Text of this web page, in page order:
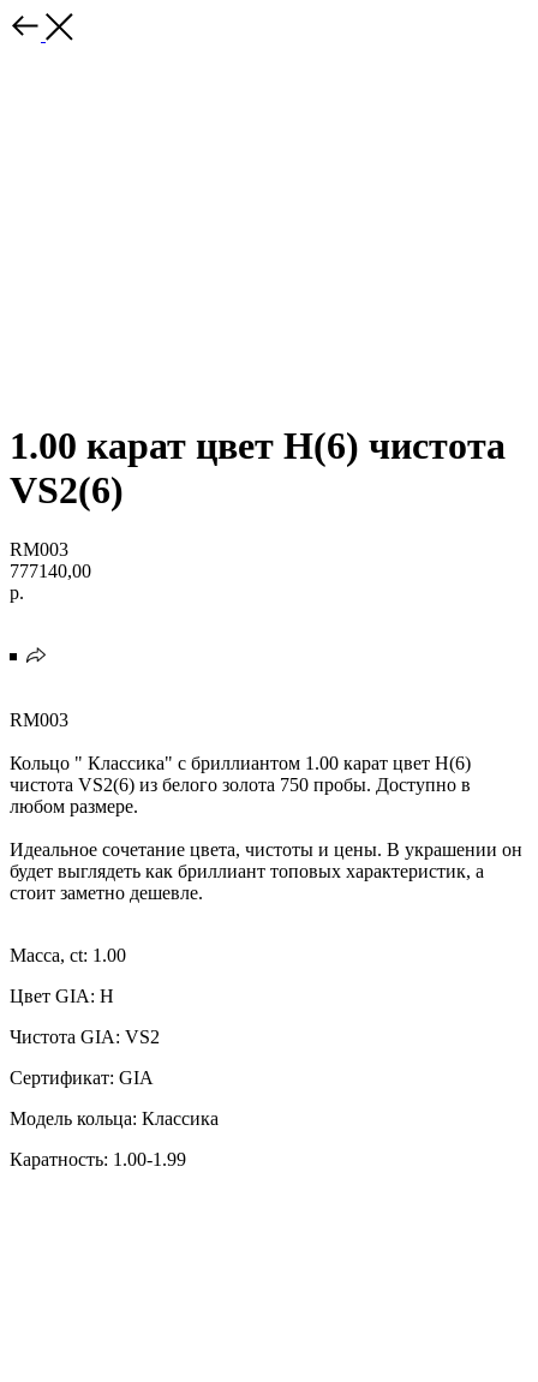
1.00 карат цвет H(6) чистота
VS2(6)
RM003
777140,00
р.
RM003
Кольцо " Классика" с бриллиантом 1.00 карат цвет H(6)
чистота VS2(6) из белого золота 750 пробы. Доступно в
любом размере.
Идеальное сочетание цвета, чистоты и цены. В украшении он
будет выглядеть как бриллиант топовых характеристик, а
стоит заметно дешевле.
Масса, ct: 1.00
Цвет GIA: H
Чистота GIA: VS2
Сертификат: GIA
Модель кольца: Классика
Каратность: 1.00-1.99